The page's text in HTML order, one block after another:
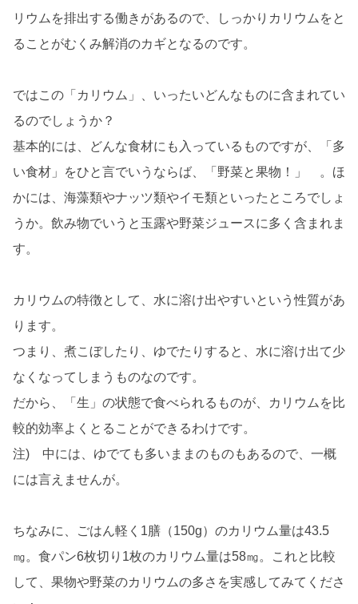
リウムを排出する働きがあるので、しっかりカリウムをと
ることがむくみ解消のカギとなるのです。
ではこの「カリウム」、いったいどんなものに含まれてい
るのでしょうか？
基本的には、どんな食材にも入っているものですが、「多
い食材」をひと言でいうならば、「野菜と果物！」 。ほ
かには、海藻類やナッツ類やイモ類といったところでしょ
うか。飲み物でいうと玉露や野菜ジュースに多く含まれま
す。
カリウムの特徴として、水に溶け出やすいという性質があ
ります。
つまり、煮こぼしたり、ゆでたりすると、水に溶け出て少
なくなってしまうものなのです。
だから、「生」の状態で食べられるものが、カリウムを比
較的効率よくとることができるわけです。
注) 中には、ゆでても多いままのものもあるので、一概
には言えませんが。
ちなみに、ごはん軽く1膳（150g）のカリウム量は43.5
㎎。食パン6枚切り1枚のカリウム量は58㎎。これと比較
して、果物や野菜のカリウムの多さを実感してみてくださ